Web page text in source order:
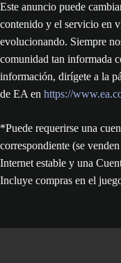
Este anuncio puede
contenido y el servicio en
evolucionando. Siempre
comunidad tan informada
información, dirígete a la
de EA en https://
*Puede requerirse una
correspondiente (se
Internet estable y una
Incluye compras en el